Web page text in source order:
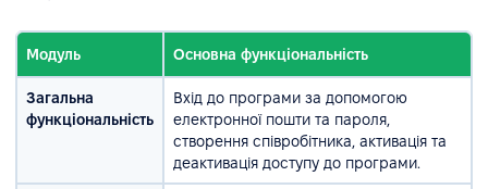
Модуль Основна функціональність
Загальна
функціональність
Вхід до програми за допомогою
електронної пошти та пароля,
створення співробітника, активація та
деактивація доступу до програми.